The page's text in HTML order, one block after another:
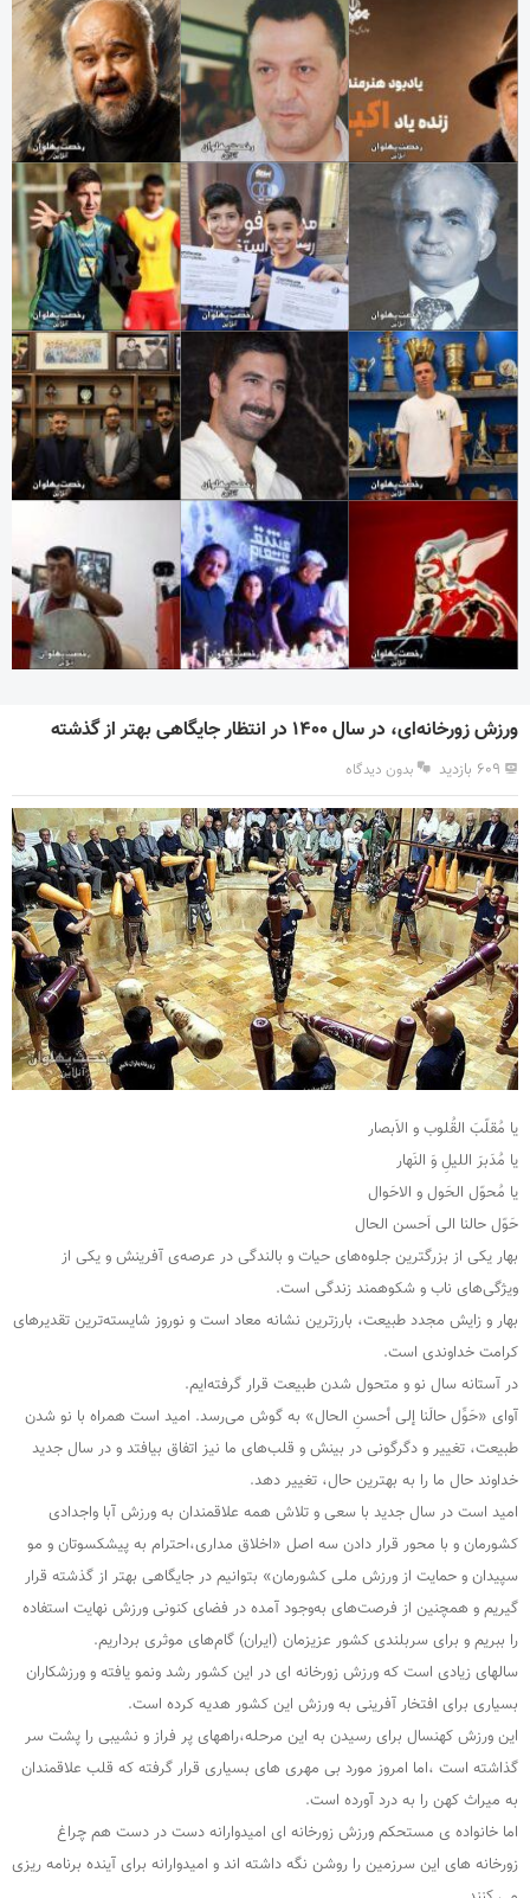
ورزش زورخانه‌ای، در سال ۱۴۰۰ در انتظار جایگاهی بهتر از گذشته
۶۰۹ بازدید بدون دیدگاه
یا مُقلّبَ القُلوب و الاَبصار
یا مُدَبرَ اللیلِ وَ النَهار
یا مُحوّل الحَول و الاحَوال
حَوّل حالنا الى اَحسن الحال
بهار یکی از بزرگترین جلوه‌های حیات و بالندگی در عرصه‌ی آفرینش و یکی از
ویژگی‌های ناب و شکوهمند زندگی است.
بهار و زایش مجدد طبیعت، بارزترین نشانه معاد است و نوروز شایسته‌ترین تقدیرهای
کرامت خداوندی‌ است.
در آستانه سال نو و متحول شدن طبیعت قرار گرفته‌ایم.
آوای «حَوِّل حالَنا إلى أحسنِ الحال» به گوش می‌رسد. امید است همراه با نو شدن
طبیعت، تغییر و دگرگونی در بینش و قلب‌های ما نیز اتفاق بیافتد و در سال جدید
خداوند حال‌ ما را به بهترین حال، تغییر دهد.
امید است در سال جدید با سعی و تلاش همه علاقمندان به ورزش آبا واجدادی
کشورمان و با محور قرار دادن سه اصل «اخلاق مداری،احترام به پیشکسوتان و مو
سپیدان و حمایت از ورزش ملی کشورمان» بتوانیم در جایگاهی بهتر از گذشته قرار
گیریم و همچنین از فرصت‌های به‌وجود آمده در فضای کنونی ورزش نهایت استفاده
را ببریم و برای سربلندی کشور عزیزمان (ایران) گام‌های موثری برداریم.
سالهای زیادی است که ورزش زورخانه ای در این کشور رشد ونمو یافته و ورزشکاران
بسیاری برای افتخار آفرینی به ورزش این کشور هدیه کرده است.
این ورزش کهنسال برای رسیدن به این مرحله،راههای پر فراز و نشیبی را پشت سر
گذاشته است ،اما امروز مورد بی مهری های بسیاری قرار گرفته که قلب علاقمندان
به میراث کهن را به درد آورده است.
اما خانواده ی مستحکم ورزش زورخانه ای امیدوارانه دست در دست هم چراغ
زورخانه های این سرزمین را روشن نگه داشته اند و امیدوارانه برای آینده برنامه ریزی